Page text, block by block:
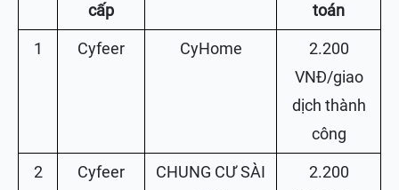
cấp
toán
1 Cyfeer CyHome
2.200
VNĐ/giao
dịch thành
công
2 Cyfeer
CHUNG CƯ SÀI
2.200